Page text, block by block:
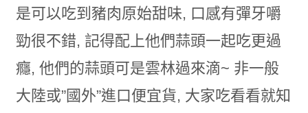
是可以吃到豬肉原始甜味, 口感有彈牙嚼
勁很不錯, 記得配上他們蒜頭一起吃更過
癮, 他們的蒜頭可是雲林過來滴~ 非一般
大陸或”國外”進口便宜貨, 大家吃看看就知